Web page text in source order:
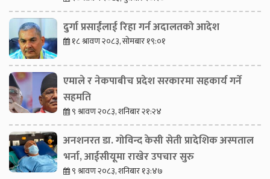
दुर्गा प्रसाईंलाई रिहा गर्न अदालतको आदेश
१८ श्रावण २०८३, सोमबार १९:०१
एमाले र नेकपाबीच प्रदेश सरकारमा सहकार्य गर्ने
सहमति
९ श्रावण २०८३, शनिबार २१:२४
अनशनरत डा. गोविन्द केसी सेती प्रादेशिक अस्पताल
भर्ना, आईसीयूमा राखेर उपचार सुरु
९ श्रावण २०८३, शनिबार १३:४७